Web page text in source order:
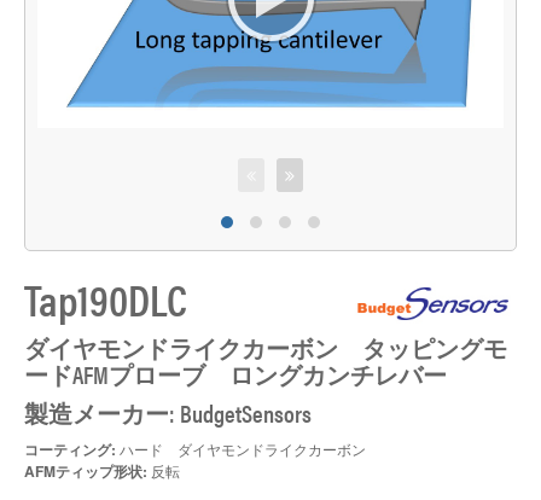
Tap190DLC
ダイヤモンドライクカーボン タッピングモ
ードAFMプローブ ロングカンチレバー
製造メーカー: BudgetSensors
コーティング: ハード ダイヤモンドライクカーボン
AFMティップ形状: 反転